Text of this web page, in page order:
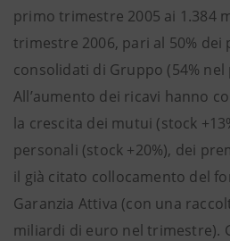
primo trimestre 2005 ai 1.384
trimestre 2006, pari al 50%
consolidati di Gruppo (54%
All’aumento dei ricavi hanno
la crescita dei mutui (stock
personali (stock +20%), dei
il già citato collocamento del
Garanzia Attiva (con una
miliardi di euro nel trimestre).